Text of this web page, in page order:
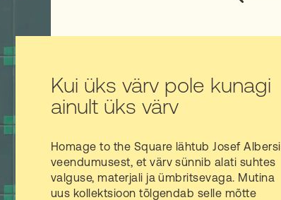
Kui üks värv pole kunagi
ainult üks värv
Homage to the Square lähtub Josef Albersi
veendumusest, et värv sünnib alati suhtes
valguse, materjali ja ümbritsevaga. Mutina
uus kollektsioon tõlgendab selle mõtte